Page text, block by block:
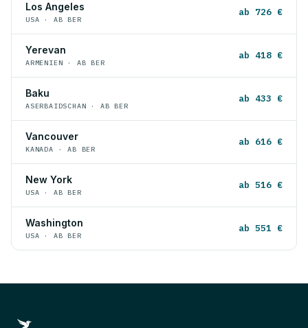
Los Angeles
USA · AB BER
ab 726 €
Yerevan
ARMENIEN · AB BER
ab 418 €
Baku
ASERBAIDSCHAN · AB BER
ab 433 €
Vancouver
KANADA · AB BER
ab 616 €
New York
USA · AB BER
ab 516 €
Washington
USA · AB BER
ab 551 €